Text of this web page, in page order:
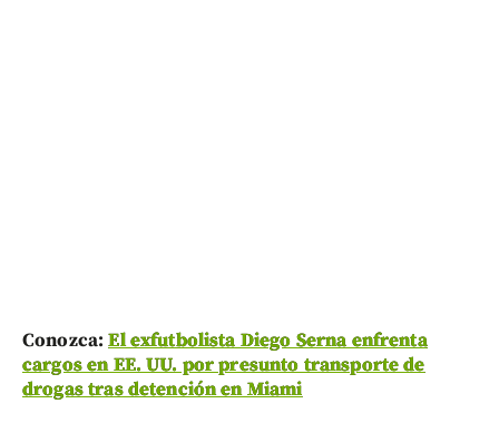
Conozca:El exfutbolista Diego Serna enfrenta
cargos en EE. UU. por presunto transporte de
drogas tras detención en Miami